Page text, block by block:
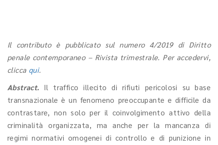
Il contributo è pubblicato sul numero 4/2019 di Diritto
penale contemporaneo – Rivista trimestrale. Per accedervi,
clicca qui.
Abstract. Il traffico illecito di rifiuti pericolosi su base
transnazionale è un fenomeno preoccupante e difficile da
contrastare, non solo per il coinvolgimento attivo della
criminalità organizzata, ma anche per la mancanza di
regimi normativi omogenei di controllo e di punizione in